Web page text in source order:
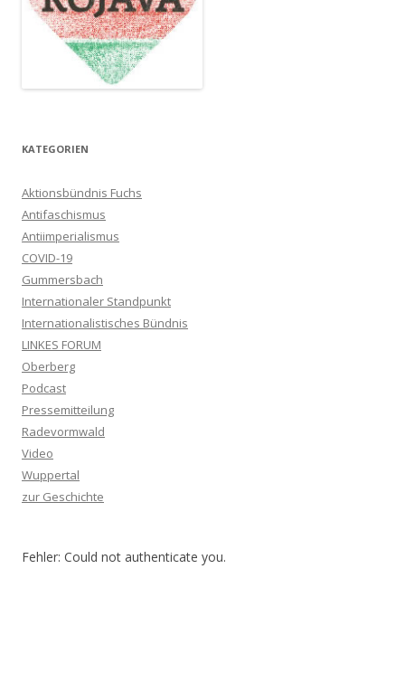
KATEGORIEN
Aktionsbündnis Fuchs
Antifaschismus
Antiimperialismus
COVID-19
Gummersbach
Internationaler Standpunkt
Internationalistisches Bündnis
LINKES FORUM
Oberberg
Podcast
Pressemitteilung
Radevormwald
Video
Wuppertal
zur Geschichte
Fehler: Could not authenticate you.